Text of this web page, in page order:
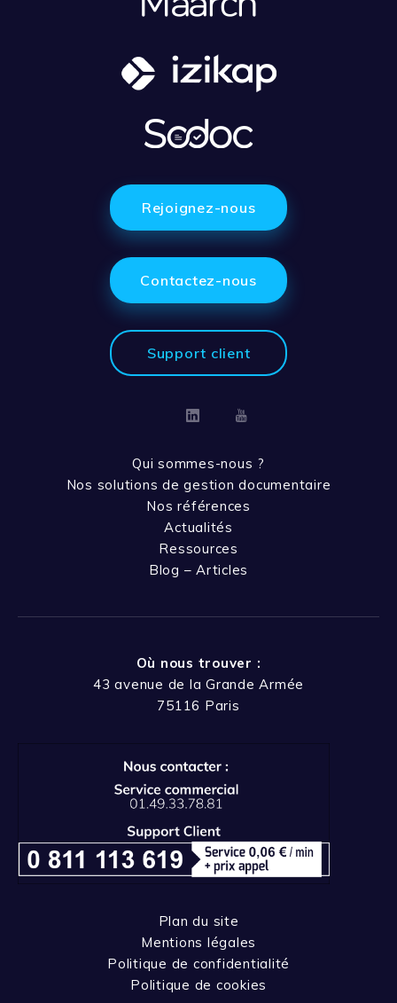
Rejoignez-nous
Contactez-nous
Support client
LinkedinYoutube
Qui sommes-nous ?
Nos solutions de gestion documentaire
Nos références
Actualités
Ressources
Blog – Articles
Où nous trouver :
43 avenue de la Grande Armée
75116 Paris
Plan du site
Mentions légales
Politique de confidentialité
Politique de cookies